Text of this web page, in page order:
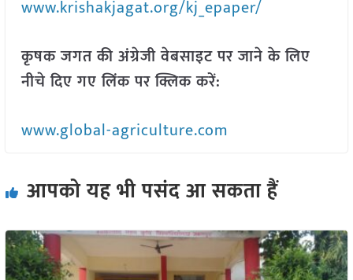
www.krishakjagat.org/kj_epaper/
कृषक जगत की अंग्रेजी वेबसाइट पर जाने के लिए
नीचे दिए गए लिंक पर क्लिक करें:
www.global-agriculture.com
आपको यह भी पसंद आ सकता हैं